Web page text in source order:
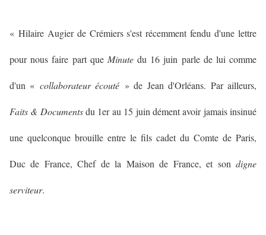
« Hilaire Augier de Crémiers s'est récemment fendu d'une lettre
pour nous faire part que Minutedu 16 juin parle de lui comme
d'un « collaborateur écouté » de Jean d'Orléans. Par ailleurs,
Faits & Documentsdu 1er au 15 juin dément avoir jamais insinué
une quelconque brouille entre le fils cadet du Comte de Paris,
Duc de France, Chef de la Maison de France, et son digne
serviteur.